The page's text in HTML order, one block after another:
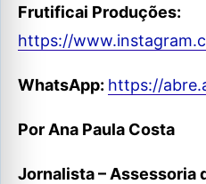
Frutificai Produções:
https://
WhatsApp: https://
Por Ana Paula Costa
Jornalista – Assessoria